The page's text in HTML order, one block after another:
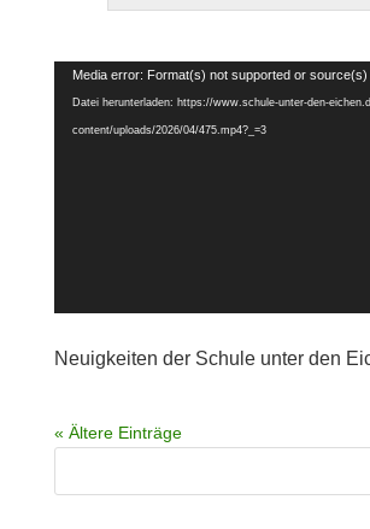
Video-
Player
Media error: Format(s) not supported or source(s)
Datei herunterladen: https://www.schule-unter-den-
content/uploads/2026/04/475.mp4?_=3
Neuigkeiten der Schule unter den
« Ältere Einträge